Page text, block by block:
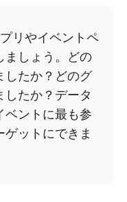
リやイベントペ
ましょう。どの
したか？どのグ
したか？データ
ベントに最も参
ットにできま